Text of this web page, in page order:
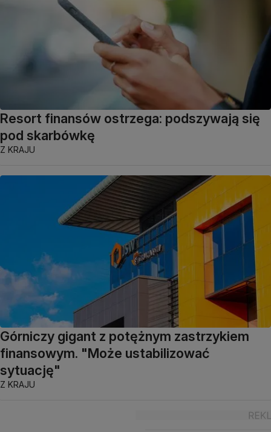
Resort finansów ostrzega: podszywają się
pod skarbówkę
Z KRAJU
Górniczy gigant z potężnym zastrzykiem
finansowym. "Może ustabilizować
sytuację"
Z KRAJU